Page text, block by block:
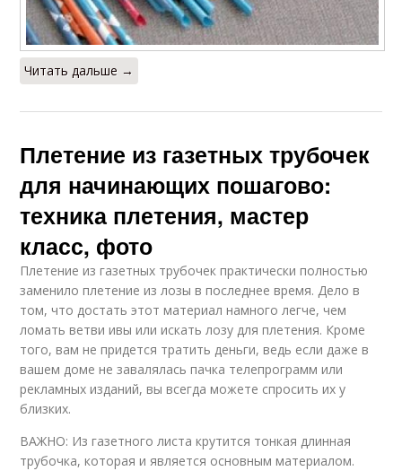
Читать дальше →
Плетение из газетных трубочек
для начинающих пошагово:
техника плетения, мастер
класс, фото
Плетение из газетных трубочек практически полностью
заменило плетение из лозы в последнее время. Дело в
том, что достать этот материал намного легче, чем
ломать ветви ивы или искать лозу для плетения. Кроме
того, вам не придется тратить деньги, ведь если даже в
вашем доме не завалялась пачка телепрограмм или
рекламных изданий, вы всегда можете спросить их у
близких.
ВАЖНО: Из газетного листа крутится тонкая длинная
трубочка, которая и является основным материалом.